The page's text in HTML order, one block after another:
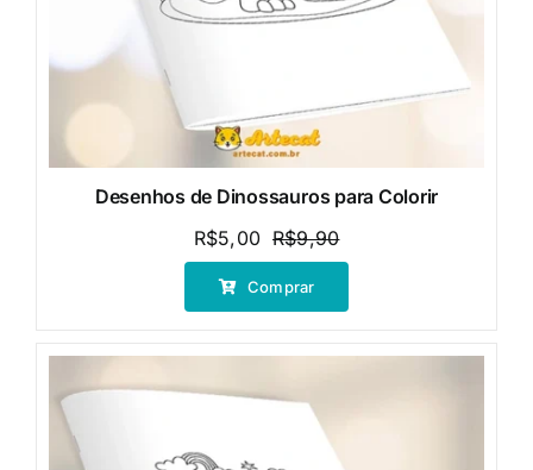
Desenhos de Dinossauros para Colorir
R$9,90O
preço
era:
R$5,00
O
preço
é:
Comprar